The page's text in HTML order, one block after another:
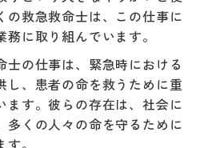
の救急救命士は、この仕事に
に取り組んでいます。
士の仕事は、緊急時における
し、患者の命を救うために重
ます。彼らの存在は、社会に
多くの人々の命を守るために
。